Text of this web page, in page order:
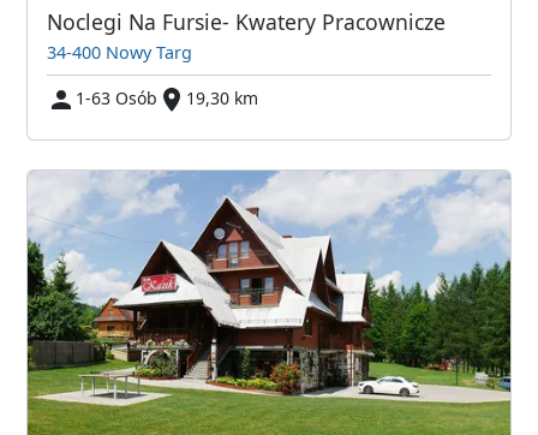
Noclegi Na Fursie- Kwatery Pracownicze
34-400 Nowy Targ
1-63 Osób
19,30 km